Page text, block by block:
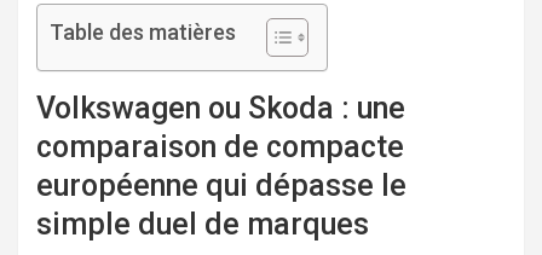
Table des matières
Volkswagen ou Skoda : une
comparaison de compacte
européenne qui dépasse le
simple duel de marques